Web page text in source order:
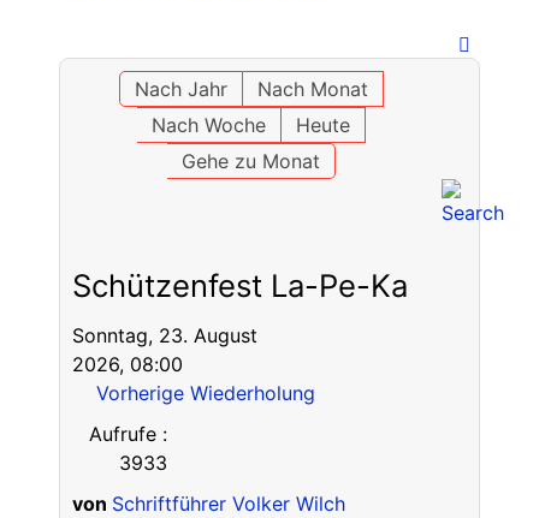
Nach Jahr
Nach Monat
Nach Woche
Heute
Gehe zu Monat
Schützenfest La-Pe-Ka
Sonntag, 23. August
2026, 08:00
Vorherige Wiederholung
Aufrufe:
3933
von Schriftführer Volker Wilch